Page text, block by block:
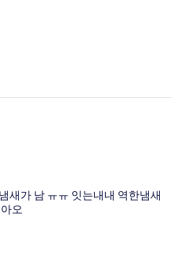
새가 남 ㅠㅠ 잇는내내 역한냄새
오